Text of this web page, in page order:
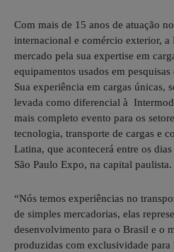
Com mais de 15 anos de atuação
internacional e comércio exterior,
mercado pela sua expertise em
equipamentos usados em
Sua experiência em cargas únicas,
levada como diferencial à
mais completo evento para os
tecnologia, transporte de cargas e
Latina, que acontecerá entre os
São Paulo Expo, na capital paulista.
“Nós temos experiências no
de simples mercadorias, elas
desenvolvimento para o Brasil e o
produzidas com exclusividade para